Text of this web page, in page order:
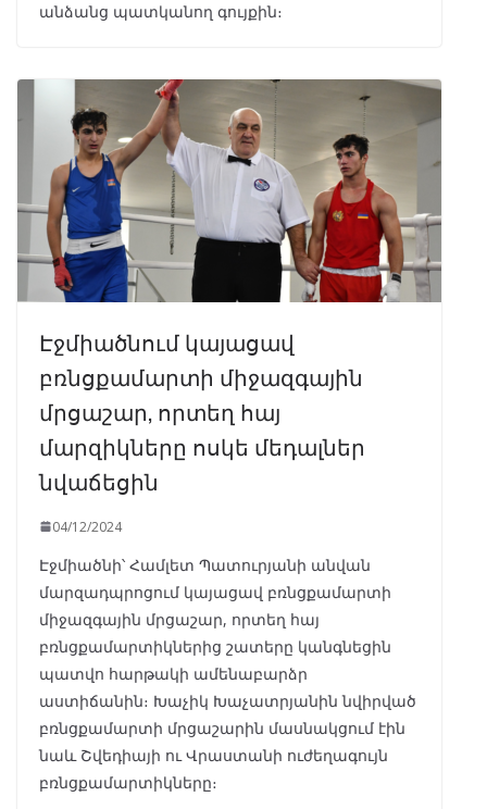
անձանց պատկանող գույքին։
Էջմիածնում կայացավ
բռնցքամարտի միջազգային
մրցաշար, որտեղ հայ
մարզիկները ոսկե մեդալներ
նվաճեցին
04/12/2024
Էջմիածնի՝ Համլետ Պատուրյանի անվան
մարզադպրոցում կայացավ բռնցքամարտի
միջազգային մրցաշար, որտեղ հայ
բռնցքամարտիկներից շատերը կանգնեցին
պատվո հարթակի ամենաբարձր
աստիճանին։ Խաչիկ Խաչատրյանին նվիրված
բռնցքամարտի մրցաշարին մասնակցում էին
նաև Շվեդիայի ու Վրաստանի ուժեղագույն
բռնցքամարտիկները։